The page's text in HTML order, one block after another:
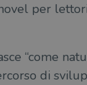
per
“come
di